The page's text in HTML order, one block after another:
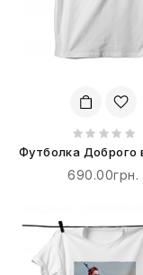
Футболка Доброго вечора,
ми з України
690.00грн.